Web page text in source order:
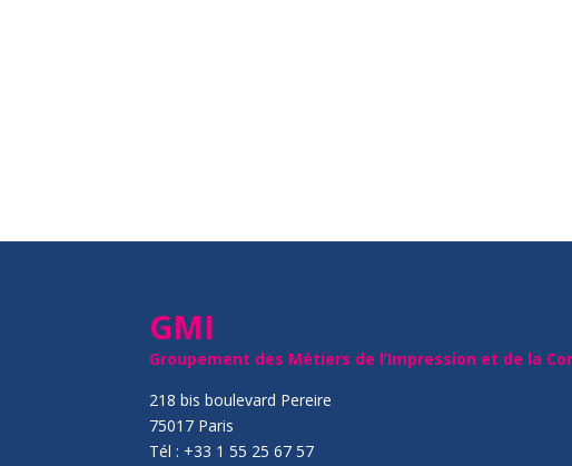
GMI
Groupement des Métiers de l’Impression et de la
218 bis boulevard Pereire
75017 Paris
Tél : +33 1 55 25 67 57